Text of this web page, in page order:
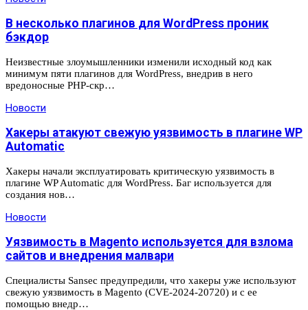
В несколько плагинов для WordPress проник
бэкдор
Неизвестные злоумышленники изменили исходный код как
минимум пяти плагинов для WordPress, внедрив в него
вредоносные PHP-скр…
Новости
Хакеры атакуют свежую уязвимость в плагине WP
Automatic
Хакеры начали эксплуатировать критическую уязвимость в
плагине WP Automatic для WordPress. Баг используется для
создания нов…
Новости
Уязвимость в Magento используется для взлома
сайтов и внедрения малвари
Специалисты Sansec предупредили, что хакеры уже используют
свежую уязвимость в Magento (CVE-2024-20720) и с ее
помощью внедр…